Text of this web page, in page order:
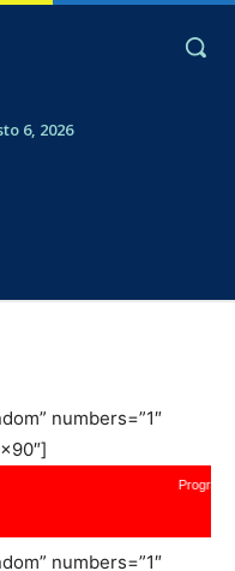
6, 2026
numbers=”1″
numbers=”1″